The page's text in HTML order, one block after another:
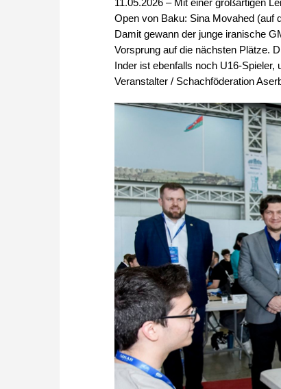
Open von Baku: Sina Movahed (auf
Damit gewann der junge iranische
Vorsprung auf die nächsten Plätze.
Inder ist ebenfalls noch U16-
Veranstalter / Schachföderation